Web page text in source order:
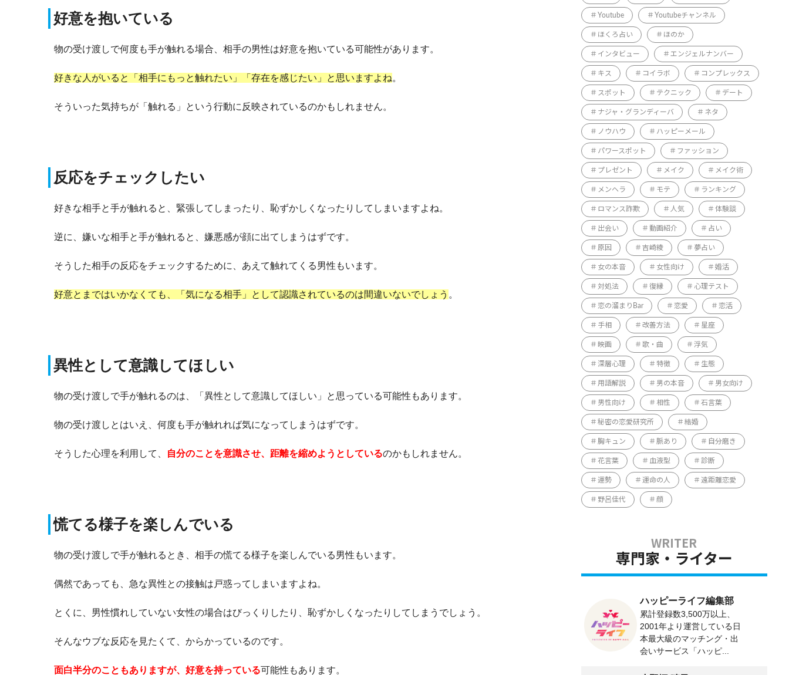
好意を抱いている
物の受け渡しで何度も手が触れる場合、相手の男性は好意を抱いている可能性があります。
好きな人がいると「相手にもっと触れたい」「存在を感じたい」と思いますよね。
そういった気持ちが「触れる」という行動に反映されているのかもしれません。
反応をチェックしたい
好きな相手と手が触れると、緊張してしまったり、恥ずかしくなったりしてしまいますよね。
逆に、嫌いな相手と手が触れると、嫌悪感が顔に出てしまうはずです。
そうした相手の反応をチェックするために、あえて触れてくる男性もいます。
好意とまではいかなくても、「気になる相手」として認識されているのは間違いないでしょう 。
異性として意識してほしい
物の受け渡しで手が触れるのは、「異性として意識してほしい」と思っている可能性もあります。
物の受け渡しとはいえ、何度も手が触れれば気になってしまうはずです。
そうした心理を利用して、 自分のことを意識させ、距離を縮めようとしているのかもしれません。
慌てる様子を楽しんでいる
物の受け渡しで手が触れるとき、相手の慌てる様子を楽しんでいる男性もいます。
偶然であっても、急な異性との接触は戸惑ってしまいますよね。
とくに、男性慣れしていない女性の場合はびっくりしたり、恥ずかしくなったりしてしまうでしょう。
そんなウブな反応を見たくて、からかっているのです。
面白半分のこともありますが、好意を持っている可能性もあります。
Youtube Youtubeチャンネル
ほくろ占い ほのか
インタビュー エンジェルナンバー
キス コイラボ コンプレックス
スポット テクニック デート
ナジャ・グランディーバ ネタ
ノウハウ ハッピーメール
パワースポット ファッション
プレゼント メイク メイク術
メンヘラ モテ ランキング
ロマンス詐欺 人気 体験談
出会い 動画紹介 占い
原因 吉崎綾 夢占い
女の本音 女性向け 婚活
対処法 復縁 心理テスト
恋の溜まりBar 恋愛 恋活
手相 改善方法 星座
映画 歌・曲 浮気
深層心理 特徴 生態
用語解説 男の本音 男女向け
男性向け 相性 石言葉
秘密の恋愛研究所 結婚
胸キュン 脈あり 自分磨き
花言葉 血液型 診断
運勢 運命の人 遠距離恋愛
野呂佳代 顔
専門家・ライター
ハッピーライフ編集部
累計登録数3,500万以上、
2001年より運営している日
本最大級のマッチング・出
会いサービス「ハッピ...